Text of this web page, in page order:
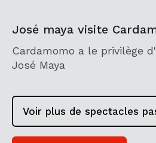
José maya visite
Cardamomo a le privilège
José Maya
Voir plus de spectacles